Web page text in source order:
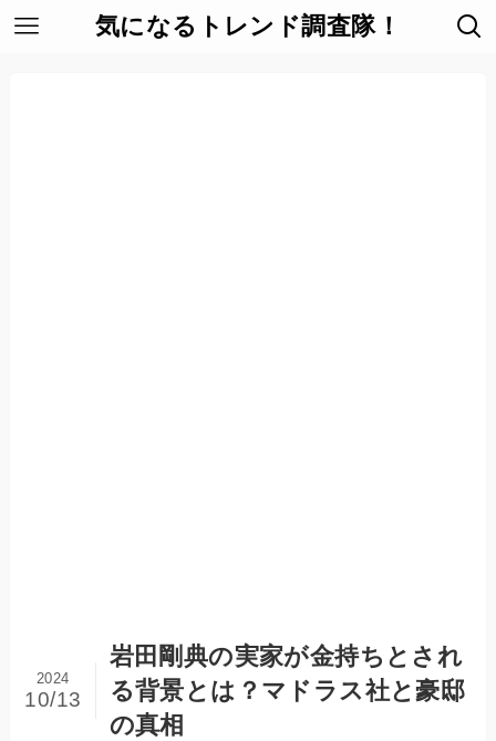
気になるトレンド調査隊！
岩田剛典の実家が金持ちとされ
る背景とは？マドラス社と豪邸
の真相
2024
10/13